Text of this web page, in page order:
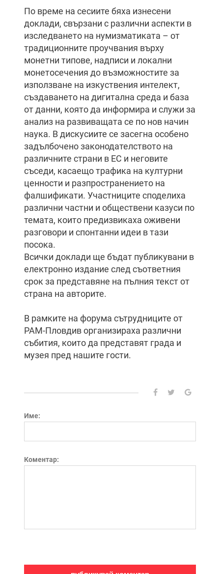
По време на сесиите бяха изнесени
доклади, свързани с различни аспекти в
изследването на нумизматиката – от
традиционните проучвания върху
монетни типове, надписи и локални
монетосечения до възможностите за
използване на изкуствения интелект,
създаването на дигитална среда и база
от данни, която да информира и служи за
анализ на развиващата се по нов начин
наука. В дискусиите се засегна особено
задълбочено законодателството на
различните страни в ЕС и неговите
съседи, касаещо трафика на културни
ценности и разпространението на
фалшификати. Участниците споделиха
различни частни и обществени казуси по
темата, които предизвикаха оживени
разговори и спонтанни идеи в тази
посока.
Всички доклади ще бъдат публикувани в
електронно издание след съответния
срок за представяне на пълния текст от
страна на авторите.
В рамките на форума сътрудниците от
РАМ-Пловдив организираха различни
събития, които да представят града и
музея пред нашите гости.
Име:
Коментар: